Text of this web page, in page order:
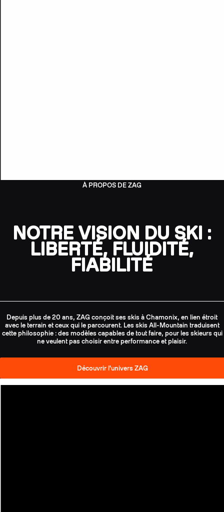
À PROPOS DE ZAG
NOTRE VISION DU SKI :
LIBERTÉ, FLUIDITÉ,
FIABILITÉ
Depuis plus de 20 ans, ZAG conçoit ses skis à Chamonix, en lien étroit
avec le terrain et ceux qui le parcourent. Les skis All-Mountain traduisent
cette philosophie : des modèles capables de tout faire, pour les skieurs qui
ne veulent pas choisir entre performance et plaisir.
Découvrir l'univers ZAG